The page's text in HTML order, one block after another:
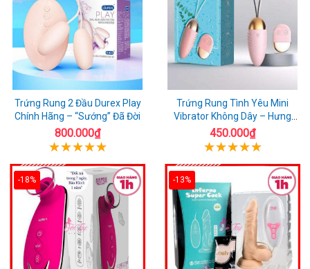
Trứng Rung 2 Đầu Durex Play
Chính Hãng – “Sướng” Đã Đời
800.000₫
Trứng Rung Tình Yêu Mini
Vibrator Không Dây – Hưng
Phấn Mọi Nơi
450.000₫
-18% -13%